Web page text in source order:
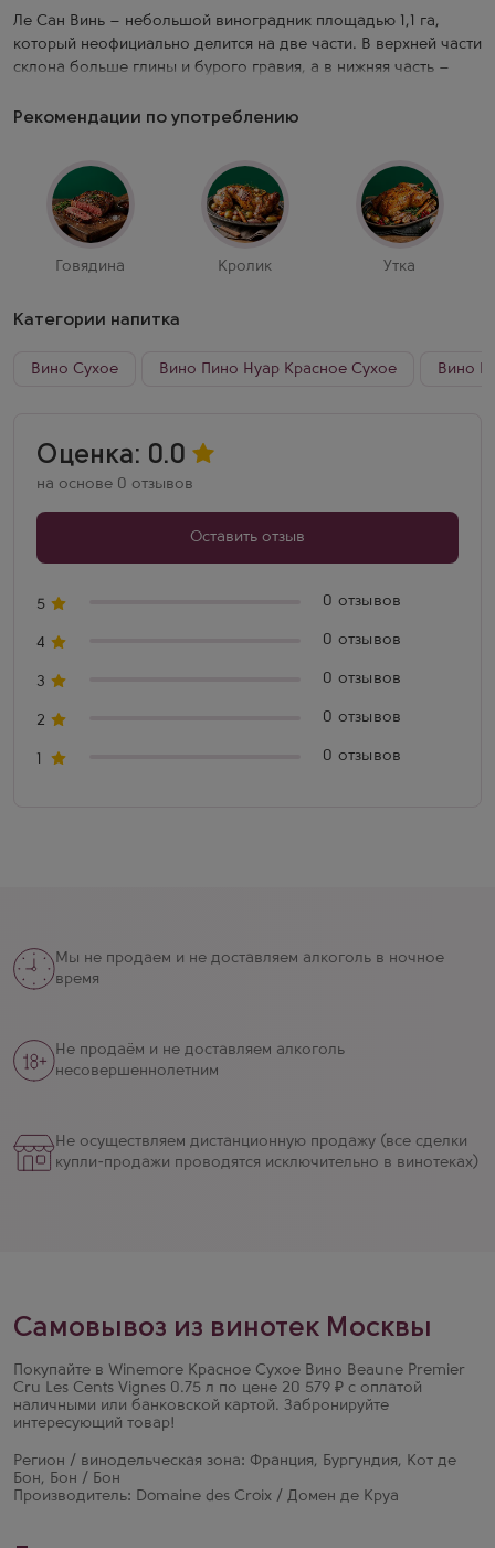
Рекомендации по употреблению
Говядина Кролик Утка
Ле Сан Винь – небольшой виноградник площадью 1,1 га,
который неофициально делится на две части. В верхней части
склона больше глины и бурого гравия, а в нижняя часть –
высажены в 1950-60-е годы. Выдержка: в течение 12-16
Полное гребнеотделение, иногда используется до 15%
цельных гроздей. Спонтанная алкогольная ферментация в
открытых деревянных чанах и мацерация на кожице в течение
закончив университетский курс по энологии, он уже в 24 года
негоциантских домов Бургундии. Параллельно этому
Категории напитка
Вино Сухое Вино Пино Нуар Красное Сухое Вино
Оценка: 0.0
на основе 0 отзывов
Оставить отзыв
5 0 отзывов
4 0 отзывов
3 0 отзывов
2 0 отзывов
1 0 отзывов
Мы не продаем и не доставляем алкоголь в ночное
время
Не продаём и не доставляем алкоголь
несовершеннолетним
Не осуществляем дистанционную продажу (все сделки
купли-продажи проводятся исключительно в винотеках)
Самовывоз из винотек Москвы
Покупайте в Winemore Красное Сухое Вино Beaune Premier
Cru Les Cents Vignes 0.75 л по цене 20 579 ₽ с оплатой
наличными или банковской картой. Забронируйте
интересующий товар!
Регион / винодельческая зона: Франция, Бургундия, Кот де
Бон, Бон / Бон
Производитель: Domaine des Croix / Домен де Круа